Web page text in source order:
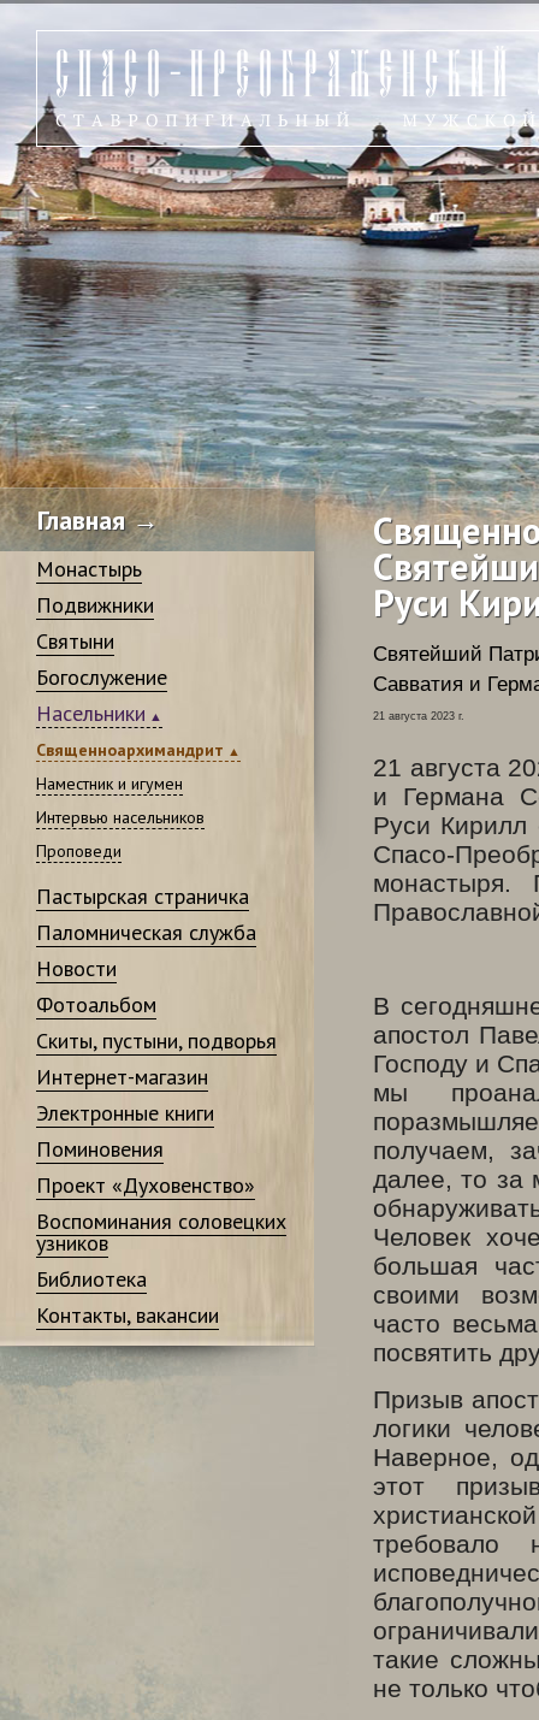
Главная →
Монастырь
Подвижники
Святыни
Богослужение
Насельники
Священноархимандрит
Наместник и игумен
Интервью насельников
Проповеди
Пастырская страничка
Паломническая служба
Новости
Фотоальбом
Скиты, пустыни, подворья
Интернет-магазин
Электронные книги
Поминовения
Проект «Духовенство»
Воспоминания соловецких
узников
Библиотека
Контакты, вакансии
Руси
Святейший
Савватия и
21 августа 2023 г.
21 августа
и Германа
Руси Кирилл
Спасо-
монастыря.
В
апостол
Господу и
мы
получаем,
далее, то за
Человек
большая
своими
часто
посвятить
Призыв
логики
Наверное,
этот
требовало
такие
не только